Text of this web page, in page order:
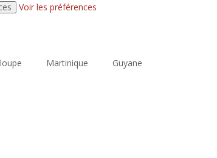
Voir les préférences
Martinique Guyane